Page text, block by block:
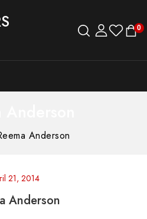
0
Anderson
21, 2014
Anderson